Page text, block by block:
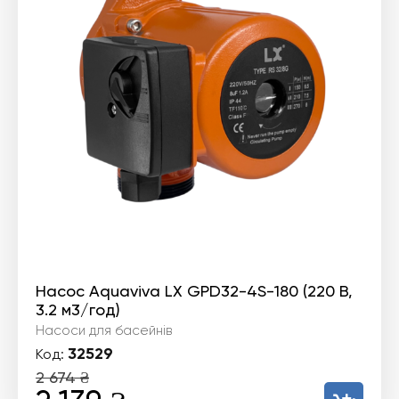
Насос Aquaviva LX GPD32-4S-180 (220 В,
3.2 м3/год)
Насоси для басейнів
Код: 32529
2 674₴